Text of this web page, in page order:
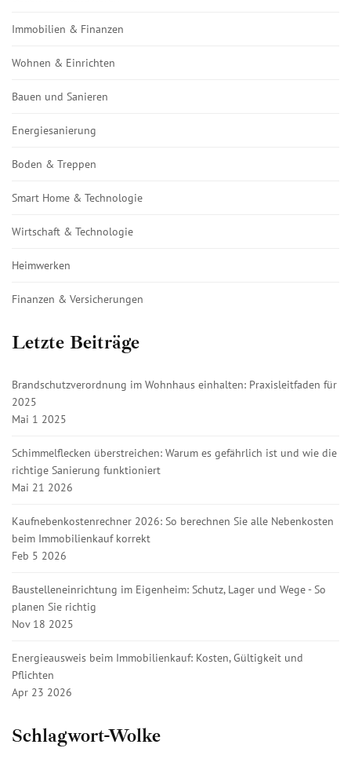
Immobilien & Finanzen
Wohnen & Einrichten
Bauen und Sanieren
Energiesanierung
Boden & Treppen
Smart Home & Technologie
Wirtschaft & Technologie
Heimwerken
Finanzen & Versicherungen
Letzte Beiträge
Brandschutzverordnung im Wohnhaus einhalten: Praxisleitfaden für
2025
Mai 1 2025
Schimmelflecken überstreichen: Warum es gefährlich ist und wie die
richtige Sanierung funktioniert
Mai 21 2026
Kaufnebenkostenrechner 2026: So berechnen Sie alle Nebenkosten
beim Immobilienkauf korrekt
Feb 5 2026
Baustelleneinrichtung im Eigenheim: Schutz, Lager und Wege - So
planen Sie richtig
Nov 18 2025
Energieausweis beim Immobilienkauf: Kosten, Gültigkeit und
Pflichten
Apr 23 2026
Schlagwort-Wolke